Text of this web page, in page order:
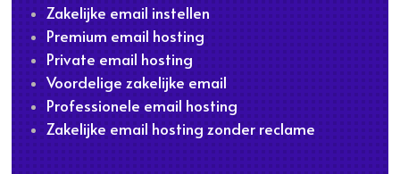
Zakelijke email instellen
Premium email hosting
Private email hosting
Voordelige zakelijke email
Professionele email hosting
Zakelijke email hosting zonder reclame